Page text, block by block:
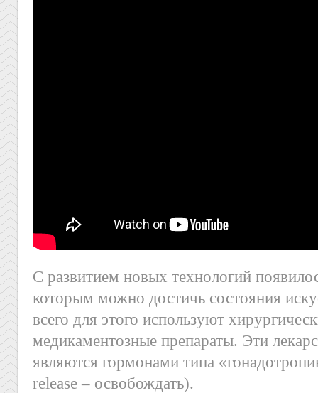
С развитием новых технологий
которым можно достичь состояния
всего для этого используют
медикаментозные препараты. Эти
являются гормонами типа
release – освобождать).